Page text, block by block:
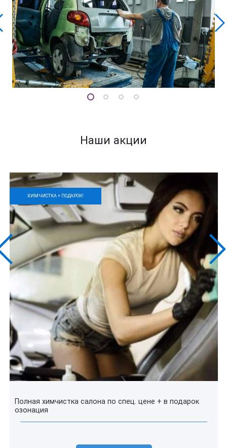
Наши акции
ХИМЧИСТКА + ПОДАРОК!
Полная химчистка салона по спец. цене + в подарок
озонация